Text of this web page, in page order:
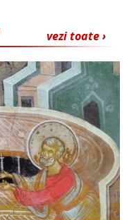
vezi toate ›